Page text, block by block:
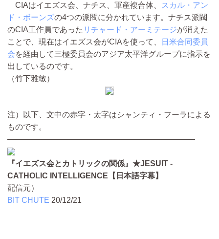
CIAはイエズス会、ナチス、軍産複合体、
スカル・アン
ド・ボーンズの4つの派閥に分かれています。ナチス派閥
のCIA工作員であった リチャード・アーミテージが消えた
ことで、現在はイエズス会がCIAを使って、
日米合同委員
会を経由して三極委員会のアジア太平洋グループに指示を
出しているのです。
（竹下雅敏）
注）以下、文中の赤字・太字はシャンティ・フーラによる
ものです。
————————————————————————
『イエズス会とカトリックの関係』★JESUIT -
CATHOLIC INTELLIGENCE【日本語字幕】
配信元）
BIT CHUTE 20/12/21